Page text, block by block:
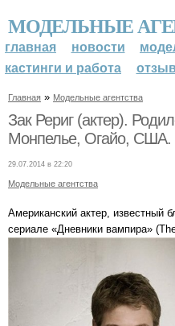
МОДЕЛЬНЫЕ
главная новости
кастинги и работа
Главная » Модельные агентства
Зак Рериг (актер).
Монпелье, Огайо, США.
29.07.2014 в 22:20
Модельные агентства
Американский актер, известный
сериале «Дневники вампира»